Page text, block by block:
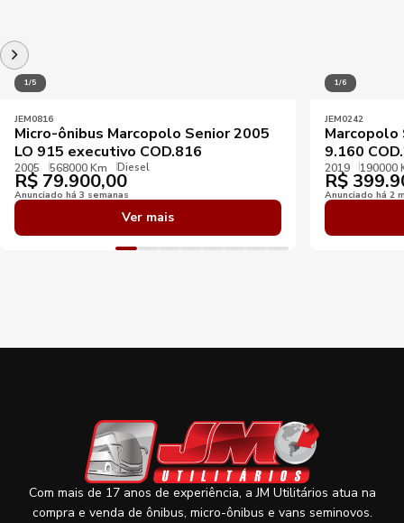
1/5
JEM0816
Micro-ônibus Marcopolo Senior 2005
LO 915 executivo COD.816
2005 568000 Km Diesel
R$ 79.900,00
Anunciado há 3 semanas
Ver mais
1/6
JEM0242
Marcopolo
9.160
2019 190000
R$
Anunciado há 2
Com mais de 17 anos de experiência, a JM Utilitários atua na
compra e venda de ônibus, micro-ônibus e vans seminovos.